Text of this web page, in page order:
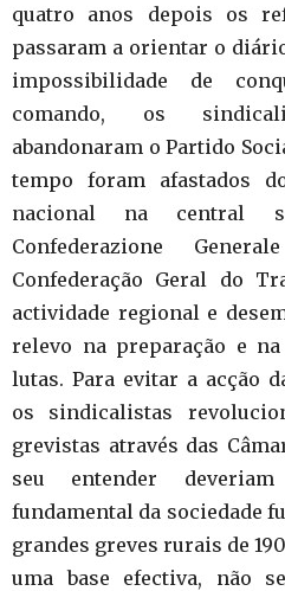
quatro anos depois os
passaram a orientar o
impossibilidade de
comando, os
abandonaram o Partido
tempo foram afastados
nacional na central
Confederazione
Confederação Geral do
actividade regional e
relevo na preparação e
lutas. Para evitar a acção
os sindicalistas
grevistas através das
seu entender
fundamental da sociedade
grandes greves rurais de
uma base efectiva, não